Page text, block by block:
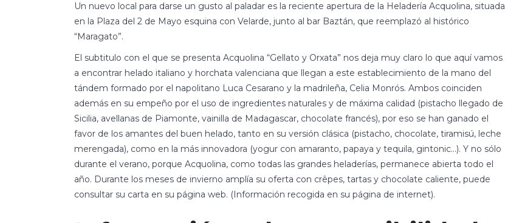
Un nuevo local para darse un gusto al paladar es la reciente apertura de la Heladería Acquolina, situada
en la Plaza del 2 de Mayo esquina con Velarde, junto al bar Baztán, que reemplazó al histórico
“Maragato”.
El subtitulo con el que se presenta Acquolina “Gellato y Orxata” nos deja muy claro lo que aquí vamos
a encontrar helado italiano y horchata valenciana que llegan a este establecimiento de la mano del
tándem formado por el napolitano Luca Cesarano y la madrileña, Celia Monrós. Ambos coinciden
además en su empeño por el uso de ingredientes naturales y de máxima calidad (pistacho llegado de
Sicilia, avellanas de Piamonte, vainilla de Madagascar, chocolate francés), por eso se han ganado el
favor de los amantes del buen helado, tanto en su versión clásica (pistacho, chocolate, tiramisú, leche
merengada), como en la más innovadora (yogur con amaranto, papaya y tequila, gintonic…). Y no sólo
durante el verano, porque Acquolina, como todas las grandes heladerías, permanece abierta todo el
año. Durante los meses de invierno amplía su oferta con crêpes, tartas y chocolate caliente, puede
consultar su carta en su página web. (Información recogida en su página de internet).